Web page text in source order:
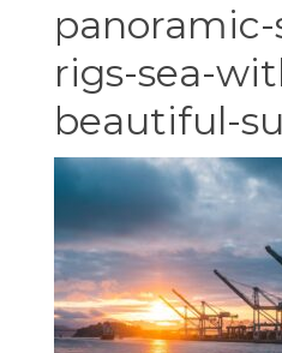
rigs-sea-
beautiful-